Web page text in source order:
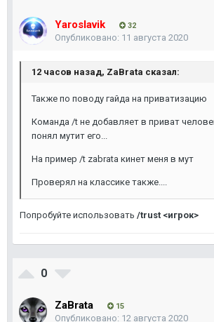
Yaroslavik 32
Опубликовано: 11 августа 2020
12 часов назад, ZaBrata сказал:
Также по поводу гайда на приватизацию
Команда /t не добавляет в приват
понял мутит его...
На пример /t zabrata кинет меня в мут
Проверял на классике также....
Попробуйте использовать /trust <игрок>
0
ZaBrata 15
Опубликовано: 12 августа 2020